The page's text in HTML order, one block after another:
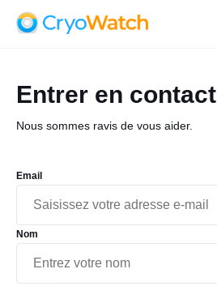
Entrer en contact
Nous sommes ravis de vous aider.
Email
Nom